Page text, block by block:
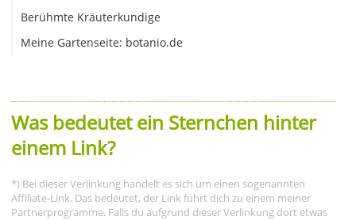
Berühmte Kräuterkundige
Meine Gartenseite: botanio.de
Was bedeutet ein Sternchen hinter
einem Link?
*) Bei dieser Verlinkung handelt es sich um einen sogenannten
Affiliate-Link. Das bedeutet, der Link führt dich zu einem meiner
Partnerprogramme. Falls du aufgrund dieser Verlinkung dort etwas